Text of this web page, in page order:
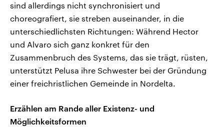
sind allerdings nicht synchronisiert und
choreografiert, sie streben auseinander, in die
unterschiedlichsten Richtungen: Während Hector
und Alvaro sich ganz konkret für den
Zusammenbruch des Systems, das sie trägt, rüsten,
unterstützt Pelusa ihre Schwester bei der Gründung
einer freichristlichen Gemeinde in Nordelta.
Erzählen am Rande aller Existenz- und
Möglichkeitsformen